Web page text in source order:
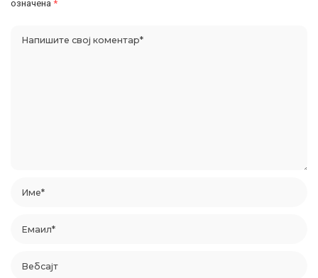
означена *